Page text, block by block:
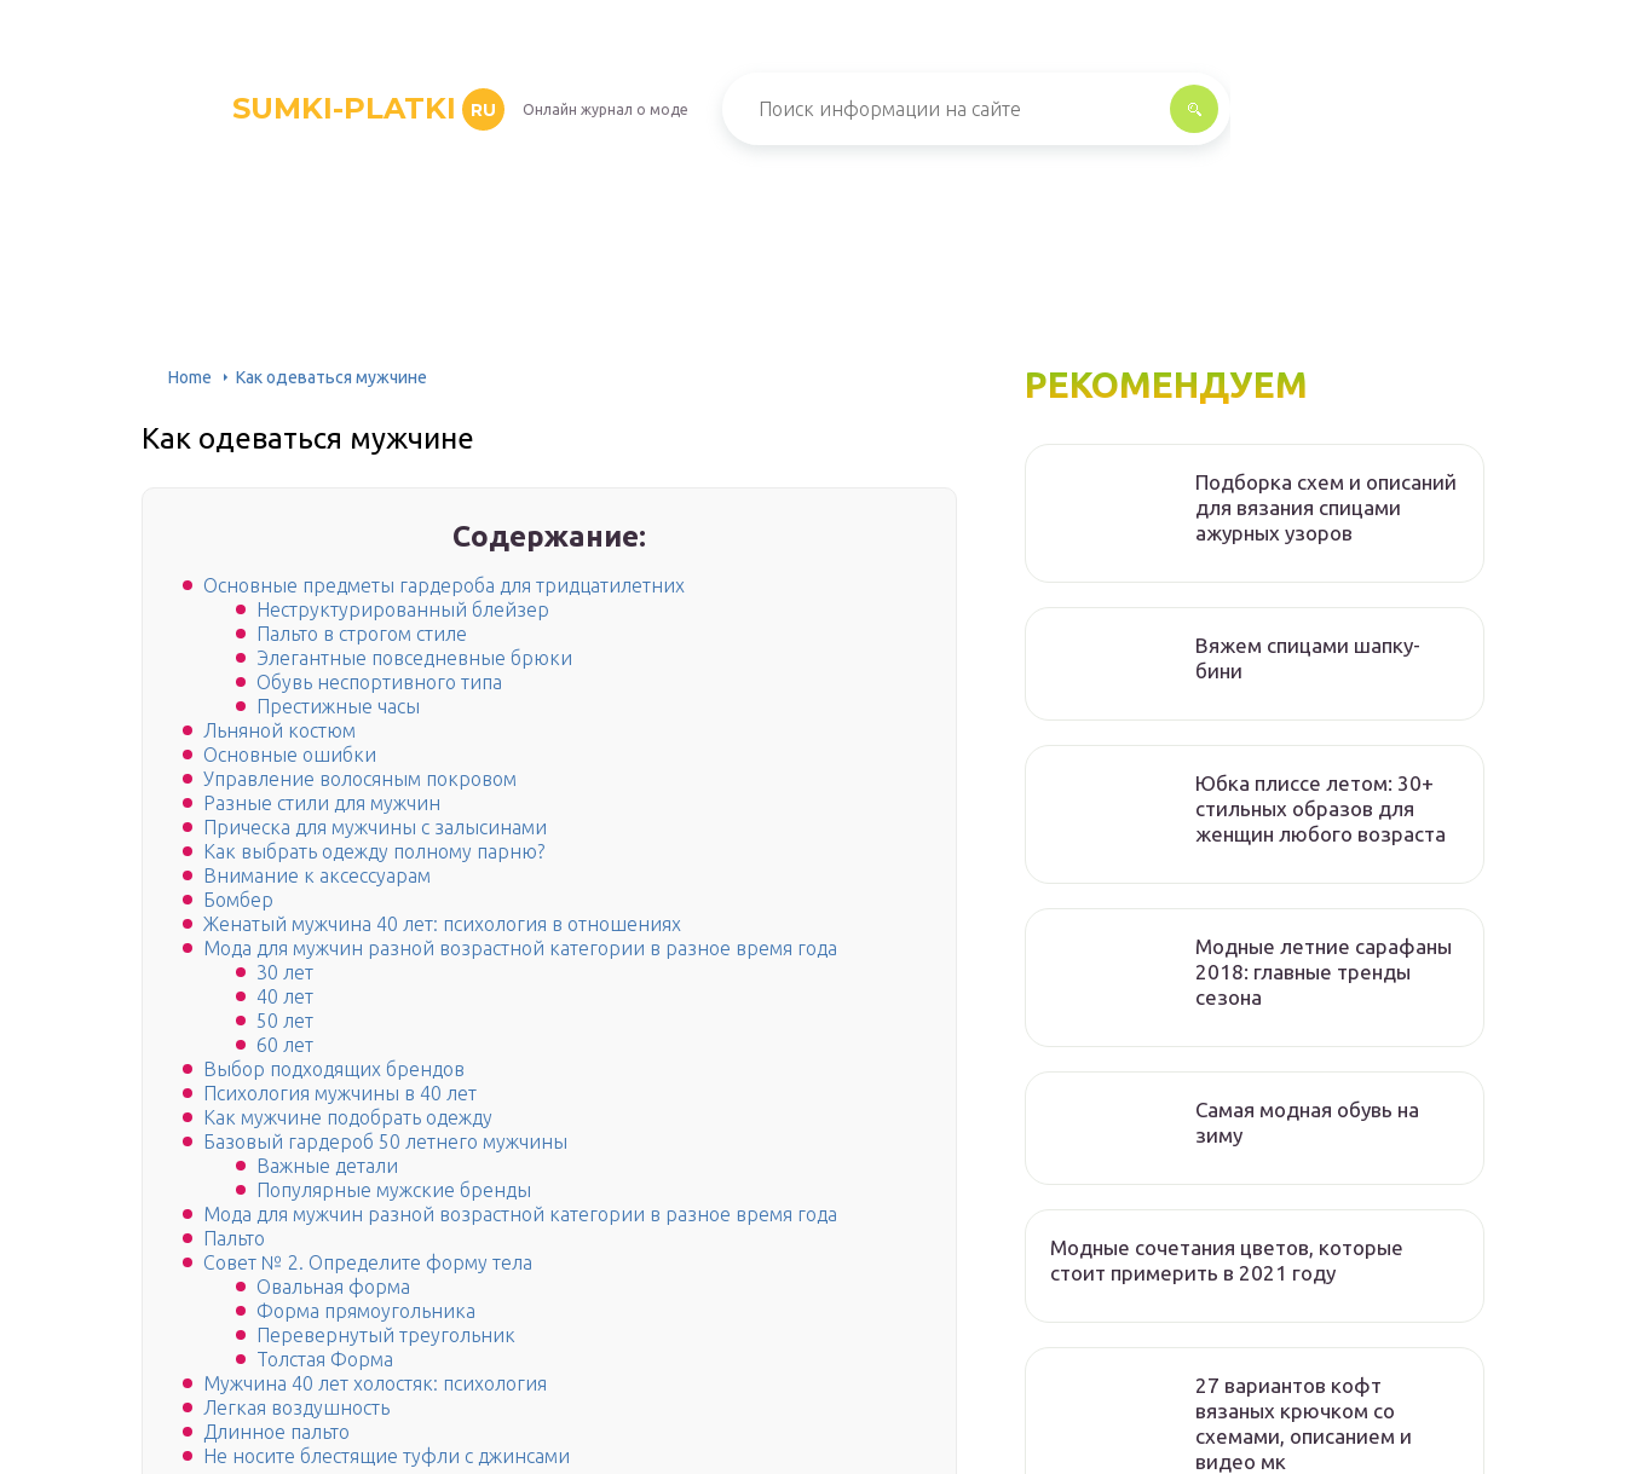
SUMKI-PLATKI RU Онлайн журнал о моде
Home Как одеваться мужчине
Как одеваться мужчине
Содержание:
Основные предметы гардероба для тридцатилетних
Неструктурированный блейзер
Пальто в строгом стиле
Элегантные повседневные брюки
Обувь неспортивного типа
Престижные часы
Льняной костюм
Основные ошибки
Управление волосяным покровом
Разные стили для мужчин
Прическа для мужчины с залысинами
Как выбрать одежду полному парню?
Внимание к аксессуарам
Бомбер
Женатый мужчина 40 лет: психология в отношениях
Мода для мужчин разной возрастной категории в разное время года
30 лет
40 лет
50 лет
60 лет
Выбор подходящих брендов
Психология мужчины в 40 лет
Как мужчине подобрать одежду
Базовый гардероб 50 летнего мужчины
Важные детали
Популярные мужские бренды
Мода для мужчин разной возрастной категории в разное время года
Пальто
Совет № 2. Определите форму тела
Овальная форма
Форма прямоугольника
Перевернутый треугольник
Толстая Форма
Мужчина 40 лет холостяк: психология
Легкая воздушность
Длинное пальто
Не носите блестящие туфли с джинсами
РЕКОМЕНДУЕМ
Подборка схем и описаний
для вязания спицами
ажурных узоров
Вяжем спицами шапку-
бини
Юбка плиссе летом: 30+
стильных образов для
женщин любого возраста
Модные летние сарафаны
2018: главные тренды
сезона
Самая модная обувь на
зиму
Модные сочетания цветов, которые
стоит примерить в 2021 году
27 вариантов кофт
вязаных крючком со
схемами, описанием и
видео мк